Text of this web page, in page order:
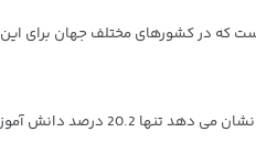
که در کشورهای مختلف جهان برای
هرچند در ایران طی سال های اخیر با توجه به افزایش تعداد